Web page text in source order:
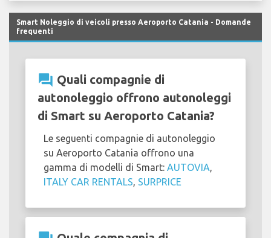
Smart Noleggio di veicoli presso Aeroporto Catania - Domande
frequenti
question_answer Quali compagnie di
autonoleggio offrono autonoleggi
di Smart su Aeroporto Catania?
Le seguenti compagnie di autonoleggio
su Aeroporto Catania offrono una
gamma di modelli di Smart: AUTOVIA
ITALY CAR RENTALS SURPRICE